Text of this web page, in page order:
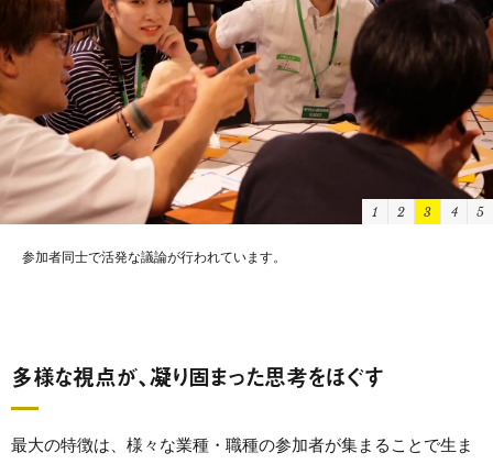
参加者同士で活発な議論が行われています。
当日はロフトワークのプロデューサーが議論をファシリテート。アイデアの
1 2 3 4 5
多様な視点が、凝り固まった思考をほぐす
最大の特徴は、様々な業種・職種の参加者が集まることで生ま